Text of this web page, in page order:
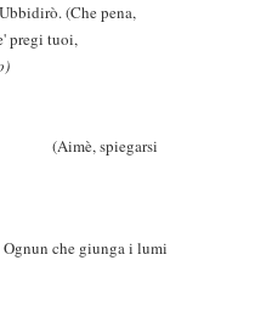
pena,
pregi tuoi,
i lumi